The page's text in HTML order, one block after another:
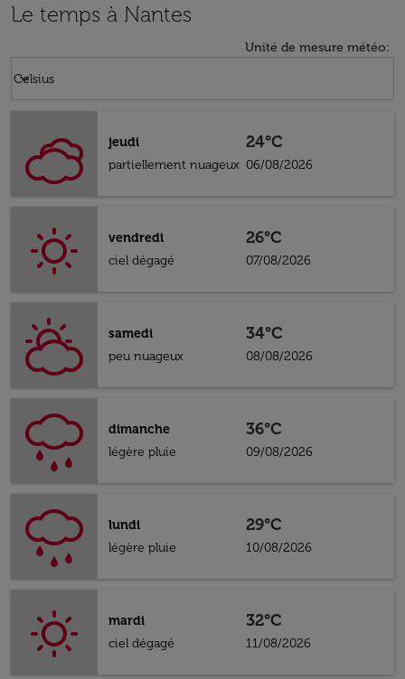
Le temps à Nantes
Unité de mesure météo:
Celsius
keyboard_arrow_down
jeudi
partiellement nuageux
24°C
06/08/2026
vendredi
ciel dégagé
26°C
07/08/2026
samedi
peu nuageux
34°C
08/08/2026
dimanche
légère pluie
36°C
09/08/2026
lundi
légère pluie
29°C
10/08/2026
mardi
ciel dégagé
32°C
11/08/2026